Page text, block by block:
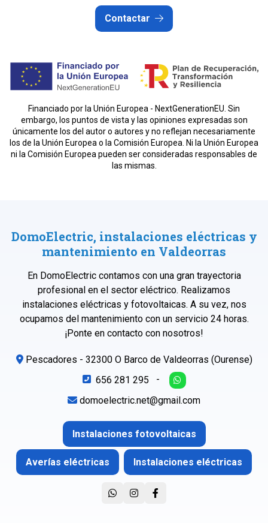
Contactar
Financiado por la Unión Europea - NextGenerationEU. Sin
embargo, los puntos de vista y las opiniones expresadas son
únicamente los del autor o autores y no reflejan necesariamente
los de la Unión Europea o la Comisión Europea. Ni la Unión Europea
ni la Comisión Europea pueden ser consideradas responsables de
las mismas.
DomoElectric, instalaciones eléctricas y
mantenimiento en Valdeorras
En DomoElectric contamos con una gran trayectoria
profesional en el sector eléctrico. Realizamos
instalaciones eléctricas y fotovoltaicas. A su vez, nos
ocupamos del mantenimiento con un servicio 24 horas.
¡Ponte en contacto con nosotros!
Pescadores - 32300 O Barco de Valdeorras (Ourense)
656 281 295
-
domoelectric.net@gmail.com
Instalaciones fotovoltaicas
Averías eléctricas Instalaciones eléctricas